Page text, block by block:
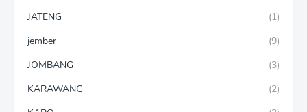
JATENG
(1)
jember
(9)
JOMBANG
(3)
KARAWANG
(2)